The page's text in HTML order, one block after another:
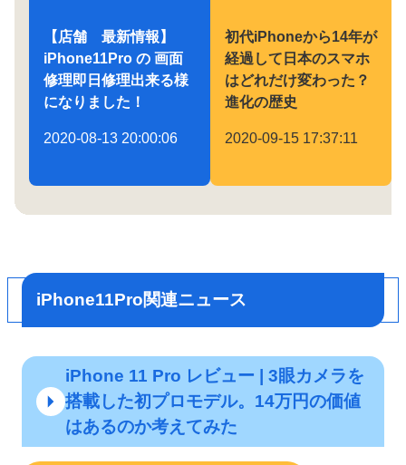
【店舗 最新情報】
iPhone11Pro の 画面
修理即日修理出来る様
になりました！
2020-08-13 20:00:06
初代iPhoneから14年が
経過して日本のスマホ
はどれだけ変わった？
進化の歴史
2020-09-15 17:37:11
iPhone11Pro関連ニュース
iPhone 11 Pro レビュー | 3眼カメラを
搭載した初プロモデル。14万円の価値
はあるのか考えてみた